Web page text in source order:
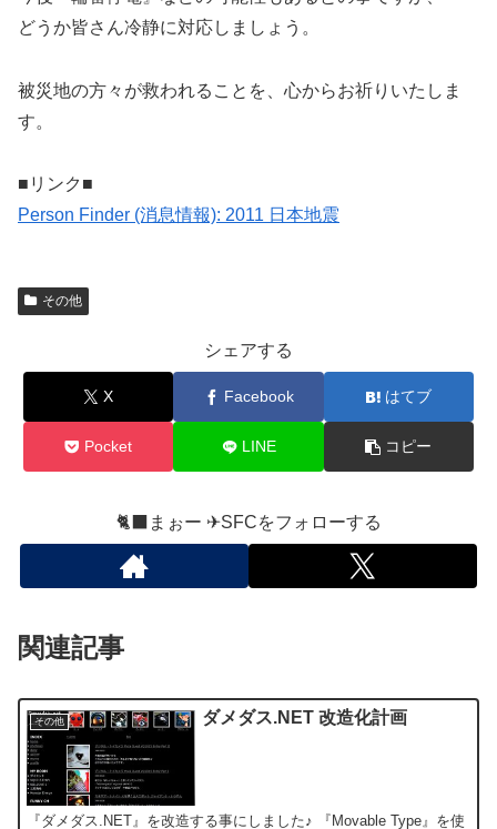
どうか皆さん冷静に対応しましょう。
被災地の方々が救われることを、心からお祈りいたしま
す。
■リンク■
Person Finder (消息情報): 2011 日本地震
その他
シェアする
X Facebook はてブ
Pocket LINE コピー
🐈‍⬛まぉー ✈︎SFCをフォローする
関連記事
その他 ダメダス.NET 改造化計画
『ダメダス.NET』を改造する事にしました♪ 『Movable Type』を使